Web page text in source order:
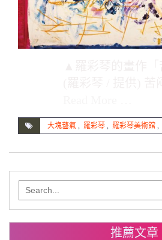
大塊藝氣 羅彩琴 羅彩琴美術館
for:
推薦文章